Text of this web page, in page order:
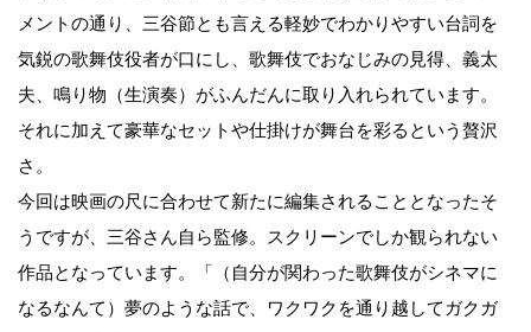
メントの通り、三谷節とも言える軽妙でわかりやすい台詞を
気鋭の歌舞伎役者が口にし、歌舞伎でおなじみの見得、義太
夫、鳴り物（生演奏）がふんだんに取り入れられています。
それに加えて豪華なセットや仕掛けが舞台を彩るという贅沢
さ。
今回は映画の尺に合わせて新たに編集されることとなったそ
うですが、三谷さん自ら監修。スクリーンでしか観られない
作品となっています。「（自分が関わった歌舞伎がシネマに
なるなんて）夢のような話で、ワクワクを通り越してガクガ